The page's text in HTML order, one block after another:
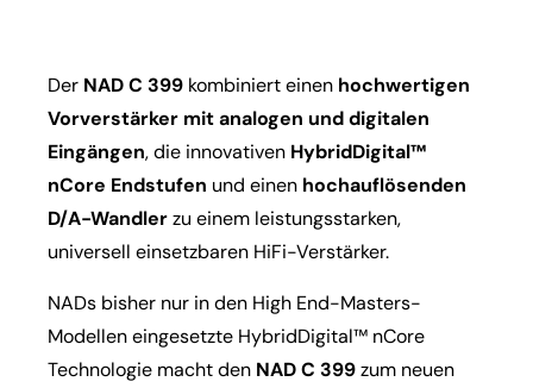
Der NAD C 399 kombiniert einen hochwertigen
Vorverstärker mit analogen und digitalen
Eingängen, die innovativen HybridDigital™
nCore Endstufen und einen hochauflösenden
D/A-Wandlerzu einem leistungsstarken,
universell einsetzbaren HiFi-Verstärker.
NADs bisher nur in den High End-Masters-
Modellen eingesetzte HybridDigital™ nCore
Technologie macht den NAD C 399zum neuen